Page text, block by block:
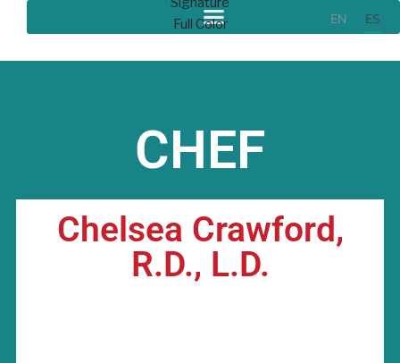
EN ES
CHEF
Chelsea Crawford,
R.D., L.D.